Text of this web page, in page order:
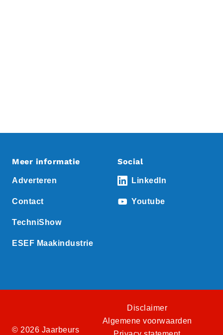
Meer informatie
Adverteren
Contact
TechniShow
ESEF Maakindustrie
Social
LinkedIn
Youtube
© 2026 Jaarbeurs
Disclaimer
Algemene voorwaarden